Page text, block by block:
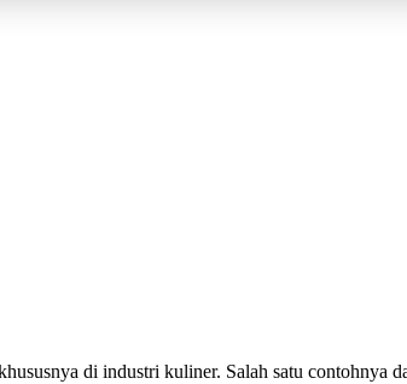
di industri kuliner. Salah satu contohnya